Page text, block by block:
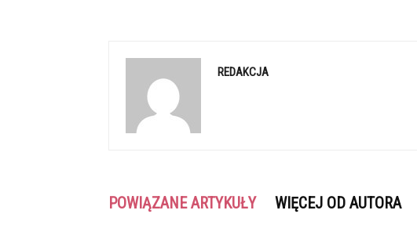
REDAKCJA
POWIĄZANE ARTYKUŁY WIĘCEJ OD AUTORA